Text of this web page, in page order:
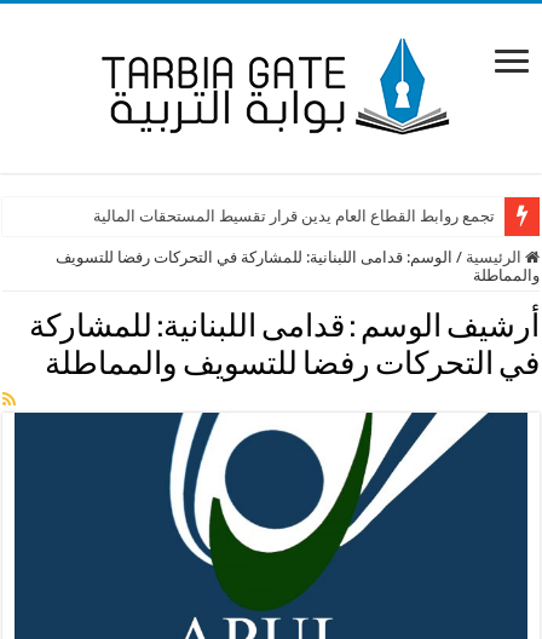
تجمع روابط القطاع العام يدين قرار تقسيط المستحقات المالية
الرئيسية / الوسم:قدامى اللبنانية: للمشاركة في التحركات رفضا للتسويف
والمماطلة
أرشيف الوسم : قدامى اللبنانية: للمشاركة
في التحركات رفضا للتسويف والمماطلة